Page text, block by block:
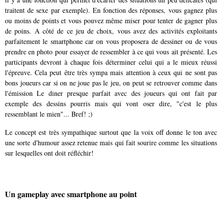
traitent de sexe par exemple). En fonction des réponses, vous gagnez plus
ou moins de points et vous pouvez même miser pour tenter de gagner plus
de poins. A côté de ce jeu de choix, vous avez des activités exploitants
parfaitement le smartphone car on vous proposera de dessiner ou de vous
prendre en photo pour essayer de ressembler à ce qui vous ait présenté. Les
participants devront à chaque fois déterminer celui qui a le mieux réussi
l'épreuve. Cela peut être très sympa mais attention à ceux qui ne sont pas
bons joueurs car si on ne joue pas le jeu, on peut se retrouver comme dans
l'émission Le diner presque parfait avec des joueurs qui ont fait par
exemple des dessins pourris mais qui vont oser dire, "c'est le plus
ressemblant le mien"... Bref! ;)
Le concept est très sympathique surtout que la voix off donne le ton avec
une sorte d'humour assez retenue mais qui fait sourire comme les situations
sur lesquelles ont doit réfléchir!
Un gameplay avec smartphone au point